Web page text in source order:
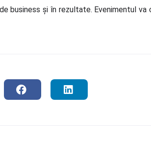
business și în rezultate. Evenimentul